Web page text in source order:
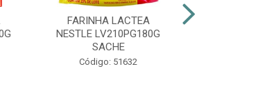
FARINHA LACTEA
NESTLE LV210PG180G
SACHE
Código: 51632